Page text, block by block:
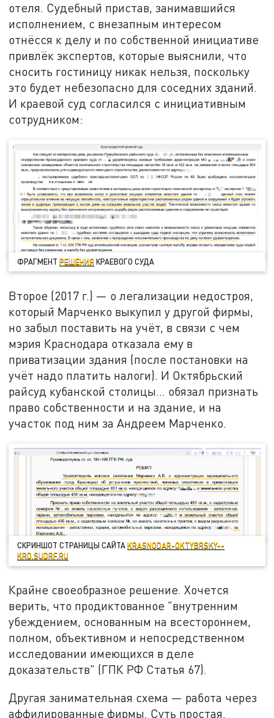
отеля. Судебный пристав, занимавшийся
исполнением, с внезапным интересом
отнёсся к делу и по собственной инициативе
привлёк экспертов, которые выяснили, что
сносить гостиницу никак нельзя, поскольку
это будет небезопасно для соседних зданий.
И краевой суд согласился с инициативным
сотрудником:
ФРАГМЕНТРЕШЕНИЯ КРАЕВОГО СУДА
Второе (2017 г.) — о легализации недостроя,
который Марченко выкупил у другой фирмы,
но забыл поставить на учёт, в связи с чем
мэрия Краснодара отказала ему в
приватизации здания (после постановки на
учёт надо платить налоги). И Октябрьский
райсуд кубанской столицы... обязал признать
право собственности и на здание, и на
участок под ним за Андреем Марченко.
СКРИНШОТ СТРАНИЦЫ САЙТАKRASNODAR-OKTYBRSKY--
KRD.SUDRF.RU
Крайне своеобразное решение. Хочется
верить, что продиктованное "внутренним
убеждением, основанным на всестороннем,
полном, объективном и непосредственном
исследовании имеющихся в деле
доказательств" (ГПК РФ Статья 67).
Другая занимательная схема — работа через
аффилированные фирмы. Суть простая.